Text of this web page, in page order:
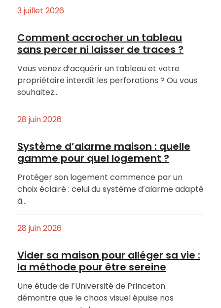
3 juillet 2026
Comment accrocher un tableau
sans percer ni laisser de traces ?
Vous venez d’acquérir un tableau et votre
propriétaire interdit les perforations ? Ou vous
souhaitez…
28 juin 2026
Système d’alarme maison : quelle
gamme pour quel logement ?
Protéger son logement commence par un
choix éclairé : celui du système d’alarme adapté
à…
28 juin 2026
Vider sa maison pour alléger sa vie :
la méthode pour être sereine
Une étude de l’Université de Princeton
démontre que le chaos visuel épuise nos